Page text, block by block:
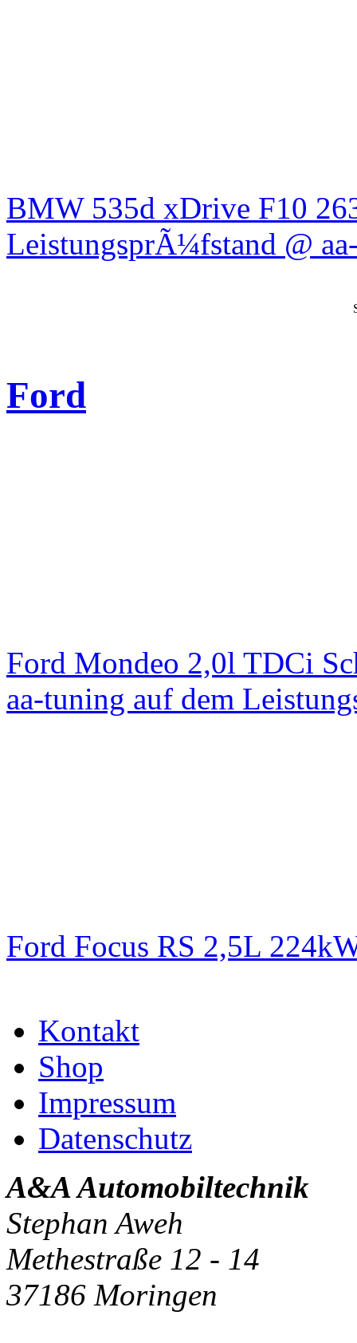
BMW 535d xDrive F10
LeistungsprÃ¼fstand @
Ford
Ford Mondeo 2,0l TDCi
aa-tuning auf dem
Ford Focus RS 2,5L
Kontakt
Shop
Impressum
Datenschutz
A&A Automobiltechnik
Stephan Aweh
Methestraße 12 - 14
37186 Moringen